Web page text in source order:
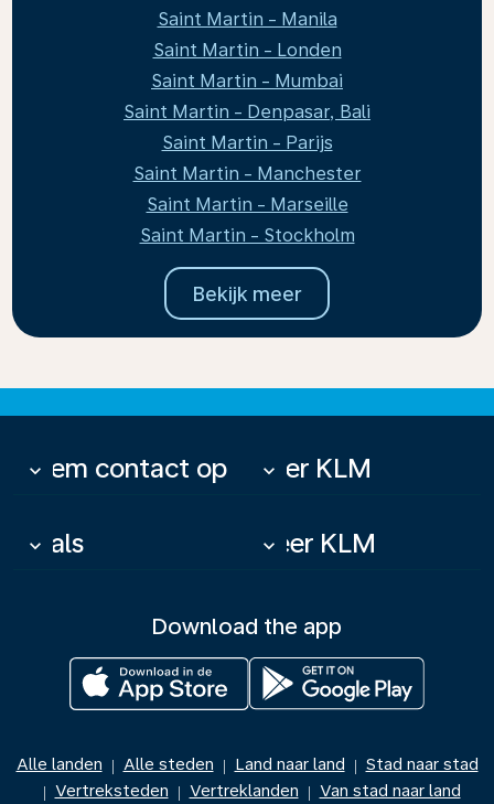
Saint Martin - Manila
Saint Martin - Londen
Saint Martin - Mumbai
Saint Martin - Denpasar, Bali
Saint Martin - Parijs
Saint Martin - Manchester
Saint Martin - Marseille
Saint Martin - Stockholm
Bekijk meer
Neem contact op
keyboard_arrow_down Over KLM
keyboard_arrow_down
Deals
keyboard_arrow_down Meer KLM
keyboard_arrow_down
Download the app
Alle landen | Alle steden | Land naar land | Stad naar stad
| Vertreksteden | Vertreklanden | Van stad naar land